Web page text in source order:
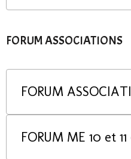
FORUM ASSOCIATIONS
FORUM
FORUM ME 10 et